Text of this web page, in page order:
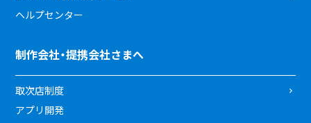
ヘルプセンター
制作会社・提携会社さまへ
取次店制度
アプリ開発